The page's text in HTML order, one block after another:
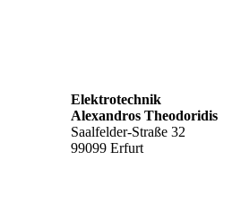
Elektrotechnik
Alexandros Theodoridis
Saalfelder-Straße 32
99099 Erfurt